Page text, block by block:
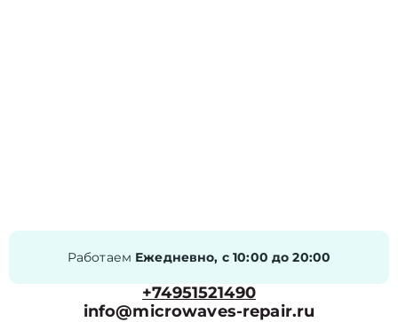
Работаем Ежедневно, с 10:00 до 20:00
+74951521490
info@microwaves-repair.ru